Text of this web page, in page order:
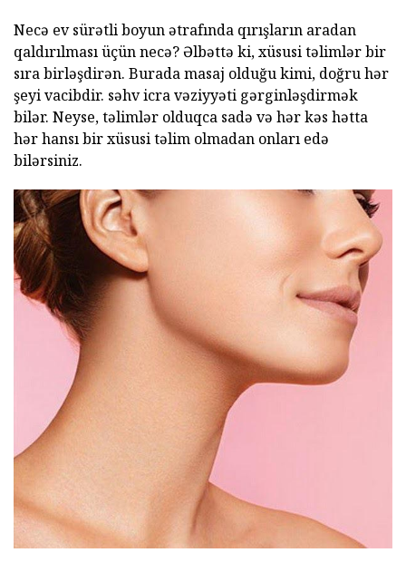
Necə ev sürətli boyun ətrafında qırışların aradan
qaldırılması üçün necə? Əlbəttə ki, xüsusi təlimlər bir
sıra birləşdirən. Burada masaj olduğu kimi, doğru hər
şeyi vacibdir. səhv icra vəziyyəti gərginləşdirmək
bilər. Neyse, təlimlər olduqca sadə və hər kəs hətta
hər hansı bir xüsusi təlim olmadan onları edə
bilərsiniz.